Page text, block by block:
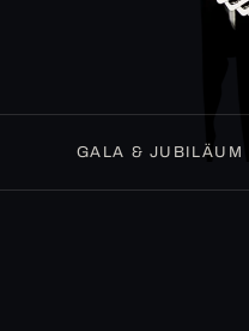
GALA & JUBILÄUM